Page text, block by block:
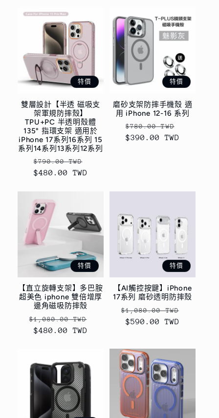
特價
雙層設計【半透 磁吸支
架軍規防摔殼】
TPU+PC 半透明殼體
135° 指環支架 適用於
iPhone 17系列16系列 15
系列14系列13系列12系列
定
價
$790.00 TWD
$480.00 TWD
特價
磨砂支架防摔手機殼 適
用 iPhone 12-16 系列
定
價
$780.00 TWD
$390.00 TWD
特價
【直立旋轉支架】多巴胺
超美色 iphone 雙倍增厚
邊角磁吸防摔殼
定
價
$1,080.00 TWD
$480.00 TWD
特價
【AI觸控按鍵】iPhone
17系列 磨砂透明防摔殼
定
價
$1,080.00 TWD
$590.00 TWD